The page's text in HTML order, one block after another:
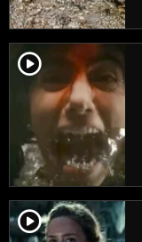
player2
player2